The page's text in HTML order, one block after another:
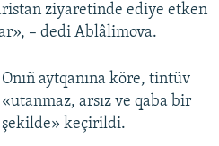
ziyaretinde ediye etken
– dedi Ablâlimova.
Onıñ aytqanına köre, tintüv
«utanmaz, arsız ve qaba bir
şekilde» keçirildi.